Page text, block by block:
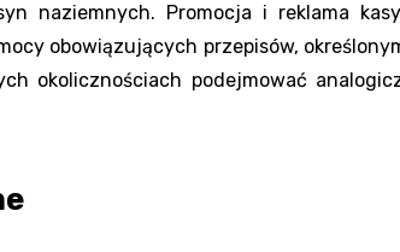
naziemnych. Promocja i reklama
obowiązujących przepisów,
okolicznościach podejmować